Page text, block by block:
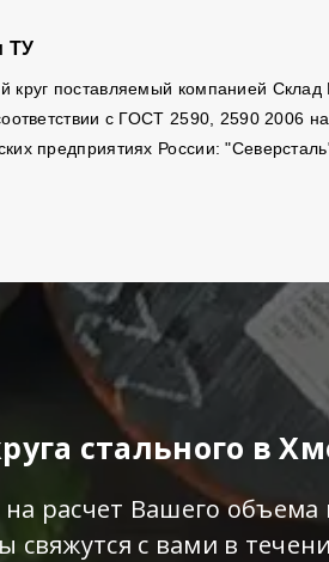
ТУ
круг поставляемый компанией Склад
с ГОСТ 2590, 2590 2006
предприятиях России:
стального в
на расчет Вашего объема
с вами в